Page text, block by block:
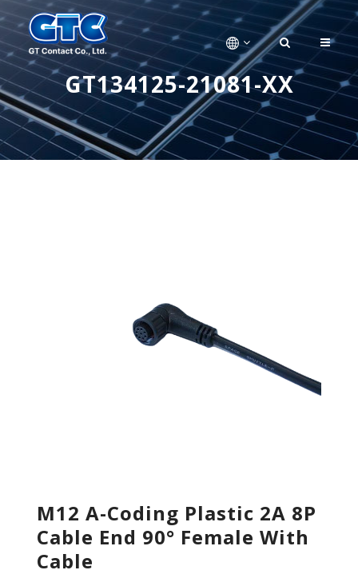
GT134125-21081-XX
M12 A-Coding Plastic 2A 8P
Cable End 90° Female With
Cable